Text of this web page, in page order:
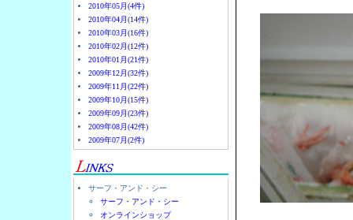
2010年05月(4件)
2010年04月(14件)
2010年03月(16件)
2010年02月(12件)
2010年01月(21件)
2009年12月(32件)
2009年11月(22件)
2009年10月(15件)
2009年09月(23件)
2009年08月(42件)
2009年07月(2件)
サーフ・アンド・シー
サーフ・アンド・シー
オンラインショップ